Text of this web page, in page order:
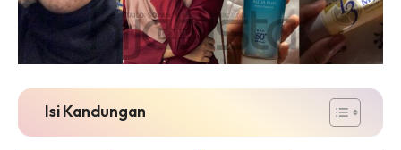
Isi Kandungan